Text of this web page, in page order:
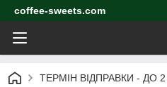
coffee-sweets.com
ТЕРМІН ВІДПРАВКИ - ДО